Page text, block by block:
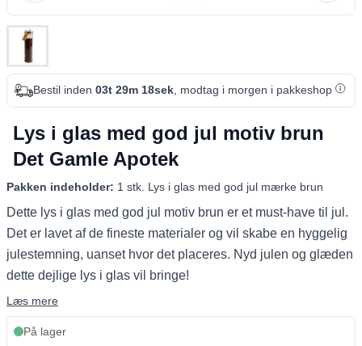
Bestil inden 03t 29m 17sek, modtag i morgen i pakkeshop
Lys i glas med god jul motiv brun
Det Gamle Apotek
Pakken indeholder: 1 stk. Lys i glas med god jul mærke brun
Dette lys i glas med god jul motiv brun er et must-have til jul.
Det er lavet af de fineste materialer og vil skabe en hyggelig
julestemning, uanset hvor det placeres. Nyd julen og glæden
dette dejlige lys i glas vil bringe!
Læs mere
På lager